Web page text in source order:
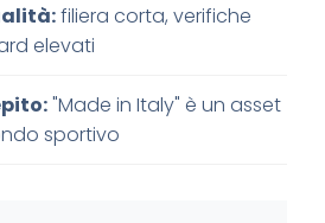
filiera corta, verifiche
elevati
"Made in Italy" è un asset
sportivo